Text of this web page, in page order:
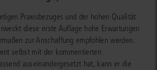
Praxisbezuges und der hohen Qualität
diese erste Auflage hohe Erwartungen
zur Anschaffung empfohlen werden.
selbst mit der kommentierten
auseinandergesetzt hat, kann er die